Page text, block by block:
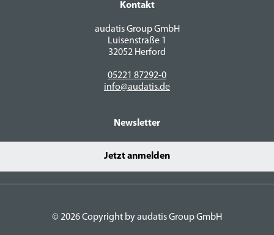
Kontakt
audatis Group GmbH
Luisenstraße 1
32052 Herford
05221 87292-0
info@audatis.de
Newsletter
Jetzt anmelden
© 2026 Copyright by audatis Group GmbH